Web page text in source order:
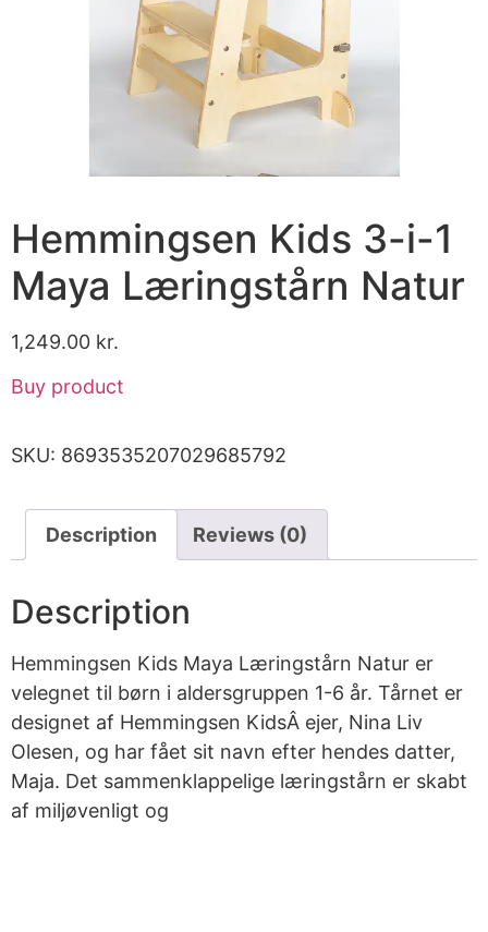
Hemmingsen Kids 3-i-1
Maya Læringstårn Natur
1,249.00 kr.
Buy product
SKU: 8693535207029685792
Description Reviews (0)
Description
Hemmingsen Kids Maya Læringstårn Natur er
velegnet til børn i aldersgruppen 1-6 år. Tårnet er
designet af Hemmingsen KidsÂ ejer, Nina Liv
Olesen, og har fået sit navn efter hendes datter,
Maja. Det sammenklappelige læringstårn er skabt
af miljøvenligt og